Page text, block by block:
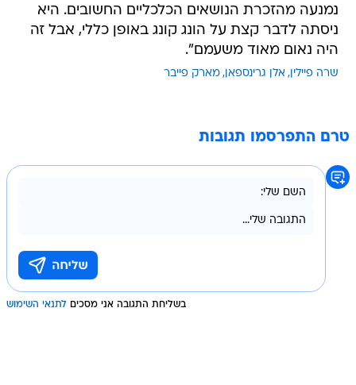
נמנעה מהזכרת הנושאים הכלכליים החשובים. היא
ניסתה לדבר קצת על הונג קונג באופן כללי, אבל זה
היה נאום מאוד משעמם".
שרה פיילין אלן גרינספאן מארק פייבר
טרם התפרסמו תגובות
בשליחת התגובה אני מסכים לתנאי השימוש